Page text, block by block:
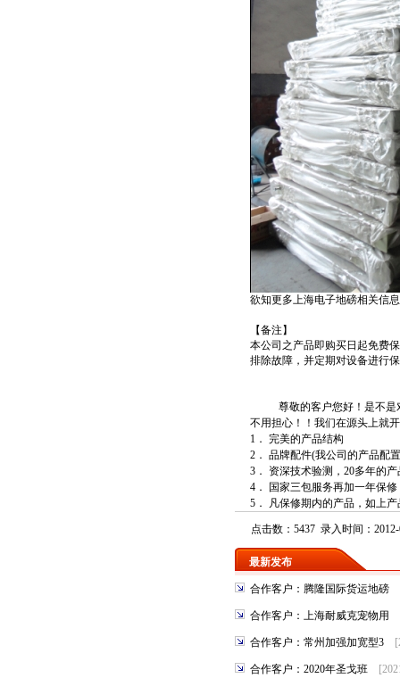
欲知更多上海电子地磅相关信
【备注】
本公司之产品即购买日起免费
排除故障，并定期对设备进行
尊敬的客户您好！是不
不用担心！！我们在源头上就
1． 完美的产品结构
2． 品牌配件(我公司的产品配
3． 资深技术验测，20多年的
4． 国家三包服务再加一年保修
5． 凡保修期内的产品，如上
点击数：5437 录入时间：
最新发布
合作客户：腾隆国际货运地磅
合作客户：上海耐威克宠物用
合作客户：常州加强加宽型3
合作客户：2020年圣戈班